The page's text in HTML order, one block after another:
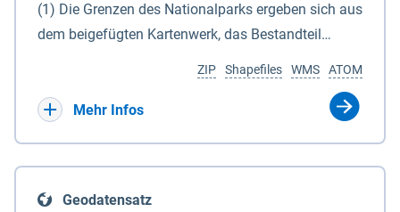
(1) Die Grenzen des Nationalparks ergeben sich aus
dem beigefügten Kartenwerk, das Bestandteil
(DTK) im Maßstab 1 : 100 000 (Anlage 2), 2.
verkleinerte Amtliche Karte 1 : 5 000 (AK5) im
ATOM
WMS
Shapefiles
ZIP
Mehr Infos
Geodatensatz